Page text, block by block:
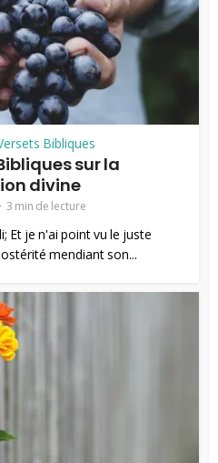
Bibliques
sur la
divine
3 min de lecture
Et je n'ai point vu le juste
mendiant son...